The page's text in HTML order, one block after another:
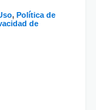
, Política de
de